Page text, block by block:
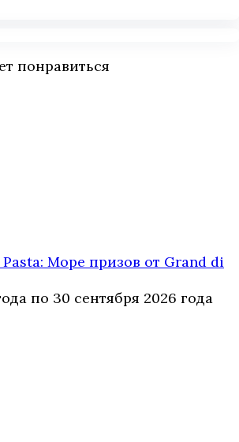
понравиться
Море призов от Grand di
по 30 сентября 2026 года